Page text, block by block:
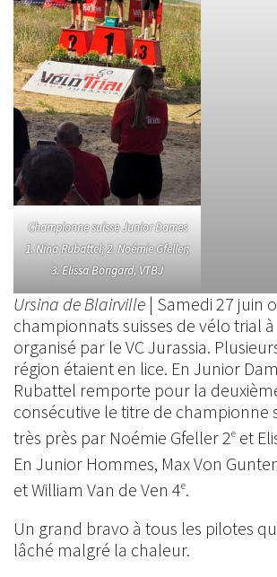
Championne suisse Junior Dames
1. Nina Rubattel; 2. Noémie Gfeller;
3. Elissa Bongard, VTBJ
Ursina de Blairville | Samedi 27 juin
championnats suisses de vélo trial
organisé par le VC Jurassia.
région étaient en lice. En Junior
Rubattel remporte pour la
consécutive le titre de championne
très près par Noémie Gfeller 2e et
En Junior Hommes, Max Von
et William Van de Ven 4e.
Un grand bravo à tous les pilotes
lâché malgré la chaleur.